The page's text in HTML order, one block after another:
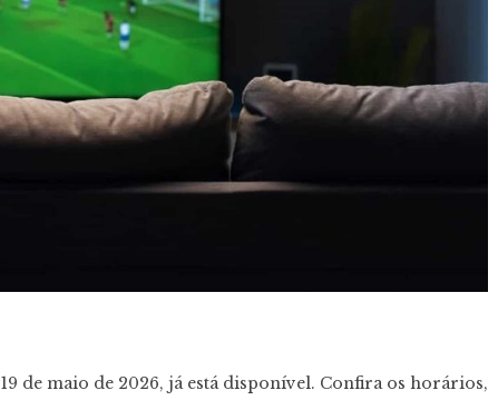
de maio de 2026, já está disponível. Confira os horários,